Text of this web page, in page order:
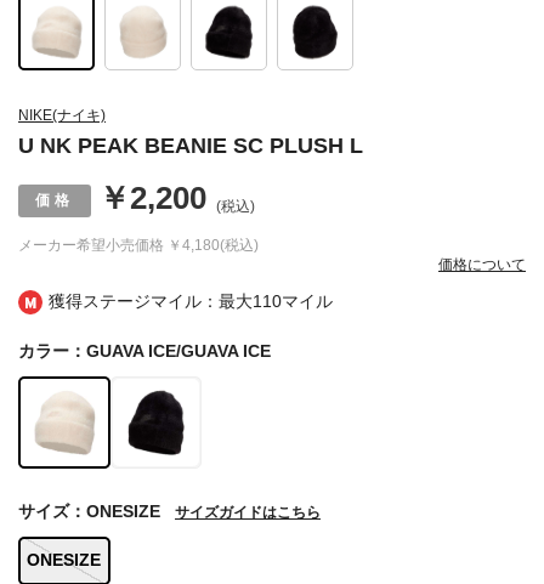
獲得ステージマイル：最大110マイル
NIKE(ナイキ)
U NK PEAK BEANIE SC PLUSH L
メーカー希望小売価格 ￥4,180(税込)
￥2,200 (税込)
価格について
カラー：GUAVA ICE/GUAVA ICE
ONESIZE
サイズ：ONESIZE サイズガイドはこちら